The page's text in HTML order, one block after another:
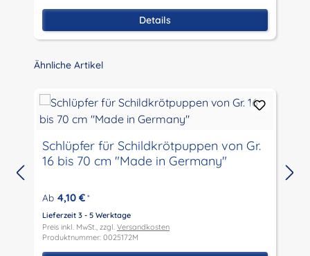
Details
Produktgalerie überspringen
Ähnliche Artikel
Schlüpfer für Schildkrötpuppen von Gr.
16 bis 70 cm "Made in Germany"
Ab 4,10 € *
Lieferzeit 3 - 5 Werktage
Preis inkl. MwSt., zzgl. Versandkosten
Produktnummer: 0025172M